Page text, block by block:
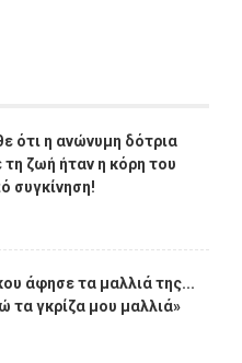
ότι η ανώνυμη δότρια
ζωή ήταν η κόρη του
συγκίνηση!
άφησε τα μαλλιά της...
τα γκρίζα μου μαλλιά»